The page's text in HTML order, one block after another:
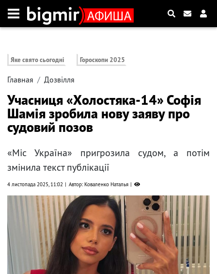
Яке свято сьогодні Гороскопи 2025
Главная Дозвілля
Учасниця «Холостяка-14» Софія
Шамія зробила нову заяву про
судовий позов
«Міс Україна» пригрозила судом, а потім
змінила текст публікації
4 листопада 2025, 11:02 Автор: Коваленко Наталья